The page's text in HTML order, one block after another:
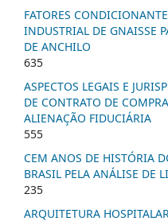
FATORES
INDUSTRIAL DE GNAISSE
DE ANCHILO
635
ASPECTOS LEGAIS E
DE CONTRATO DE
ALIENAÇÃO FIDUCIÁRIA
555
CEM ANOS DE HISTÓRIA
BRASIL PELA ANÁLISE DE
235
ARQUITETURA